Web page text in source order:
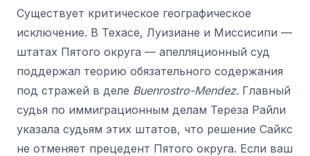
Существует критическое географическое
исключение. В Техасе, Луизиане и Миссисипи —
штатах Пятого округа — апелляционный суд
поддержал теорию обязательного содержания
под стражей в деле Buenrostro-Mendez. Главный
судья по иммиграционным делам Тереза Райли
указала судьям этих штатов, что решение Сайкс
не отменяет прецедент Пятого округа. Если ваш